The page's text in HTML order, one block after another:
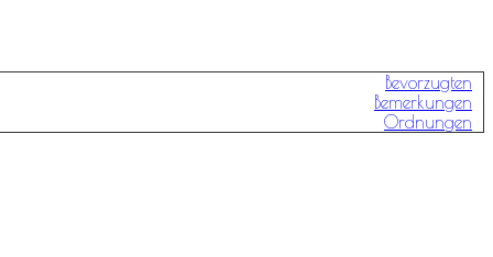
Bevorzugten
Bemerkungen
Ordnungen